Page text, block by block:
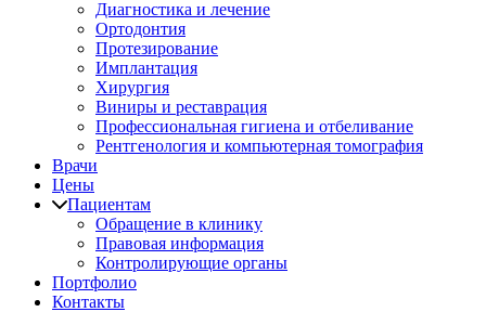
Диагностика и лечение
Ортодонтия
Протезирование
Имплантация
Хирургия
Виниры и реставрация
Профессиональная гигиена и отбеливание
Рентгенология и компьютерная томография
Врачи
Цены
Пациентам
Обращение в клинику
Правовая информация
Контролирующие органы
Портфолио
Контакты